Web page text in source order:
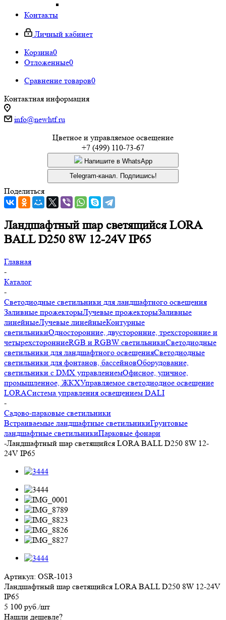
Контакты
Личный кабинет
Корзина0
Отложенные0
Сравнение товаров0
Контактная информация
info@newhtf.ru
Цветное и управляемое освещение
+7 (499) 110-73-67
Напишите в WhatsApp
Telegram-канал. Подпишись!
Поделиться
Ландшафтный шар светящийся LORA
BALL D250 8W 12-24V IP65
Главная
-
Каталог
-
Светодиодные светильники для ландшафтного освещения
Заливные прожекторыЛучевые прожекторыЗаливные
линейныеЛучевые линейныеКонтурные
светильникиОдносторонние, двусторонние, трехсторонние и
четырехсторонниеRGB и RGBW светильникиСветодиодные
светильники для ландшафтного освещенияСветодиодные
светильники для фонтанов, бассейновОборудование,
светильники с DMX управлениемОфисное, уличное,
промышленное, ЖКХУправляемое светодиодное освещение
LORAСистема управления освещением DALI
-
Садово-парковые светильники
Встраиваемые ландшафтные светильникиГрунтовые
ландшафтные светильникиПарковые фонари
-Ландшафтный шар светящийся LORA BALL D250 8W 12-
24V IP65
Артикул: OSR-1013
Ландшафтный шар светящийся LORA BALL D250 8W 12-24V
IP65
5 100 руб./шт
Нашли дешевле?